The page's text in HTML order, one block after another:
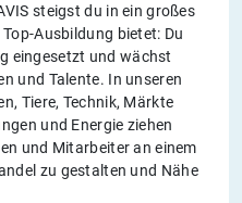
steigst du in ein großes
Ausbildung bietet: Du
eingesetzt und wächst
und Talente. In unseren
Tiere, Technik, Märkte
und Energie ziehen
und Mitarbeiter an einem
zu gestalten und Nähe